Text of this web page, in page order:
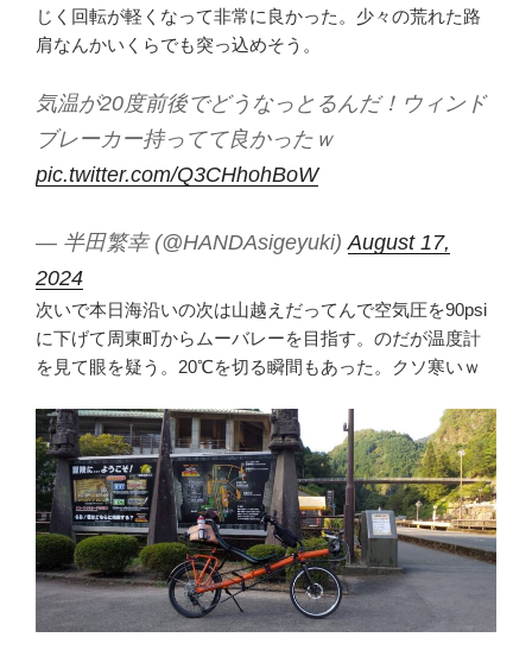
じく回転が軽くなって非常に良かった。少々の荒れた路
肩なんかいくらでも突っ込めそう。
気温が20度前後でどうなっとるんだ！ウィンド
ブレーカー持ってて良かったｗ
pic.twitter.com/Q3CHhohBoW
— 半田繁幸 (@HANDAsigeyuki)August 17,
2024
次いで本日海沿いの次は山越えだってんで空気圧を90psi
に下げて周東町からムーバレーを目指す。のだが温度計
を見て眼を疑う。20℃を切る瞬間もあった。クソ寒いｗ